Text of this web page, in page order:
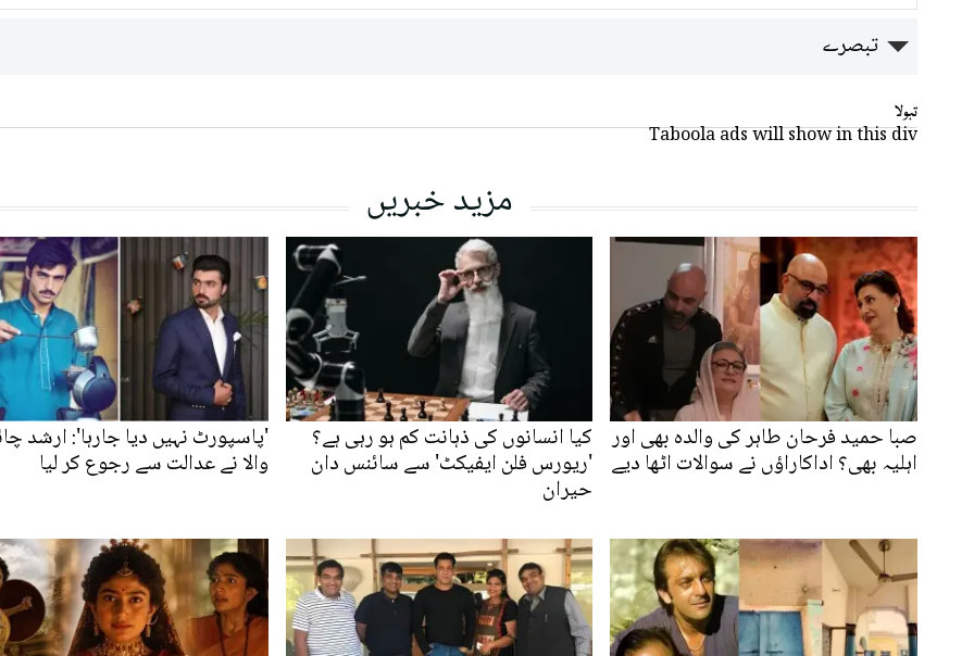
تبصرے
تبولا
Taboola ads will show in this div
مزید خبریں
صبا حمید فرحان طاہر کی والدہ بھی اور
اہلیہ بھی؟ اداکاراؤں نے سوالات اٹھا دیے
کیا انسانوں کی ذہانت کم ہو رہی ہے؟
'ریورس فلن ایفیکٹ' سے سائنس دان
حیران
'پاسپورٹ نہیں دیا جارہا': ارشد
والا نے عدالت سے رجوع کر لیا